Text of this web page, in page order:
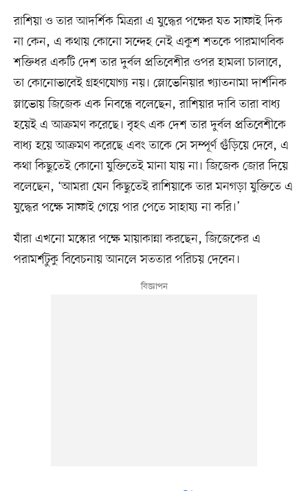
রাশিয়া ও তার আদর্শিক মিত্ররা এ যুদ্ধের পক্ষের যত সাফাই দিক
না কেন, এ কথায় কোনো সন্দেহ নেই একুশ শতকে পারমাণবিক
শক্তিধর একটি দেশ তার দুর্বল প্রতিবেশীর ওপর হামলা চালাবে,
তা কোনোভাবেই গ্রহণযোগ্য নয়। স্লোভেনিয়ার খ্যাতনামা দার্শনিক
স্লাভোয় জিজেক এক নিবন্ধে বলেছেন, রাশিয়ার দাবি তারা বাধ্য
হয়েই এ আক্রমণ করেছে। বৃহৎ এক দেশ তার দুর্বল প্রতিবেশীকে
বাধ্য হয়ে আক্রমণ করেছে এবং তাকে সে সম্পূর্ণ গুঁড়িয়ে দেবে, এ
কথা কিছুতেই কোনো যুক্তিতেই মানা যায় না। জিজেক জোর দিয়ে
বলেছেন, ‘আমরা যেন কিছুতেই রাশিয়াকে তার মনগড়া যুক্তিতে এ
যুদ্ধের পক্ষে সাফাই গেয়ে পার পেতে সাহায্য না করি।’
যাঁরা এখনো মস্কোর পক্ষে মায়াকান্না করছেন, জিজেকের এ
পরামর্শটুকু বিবেচনায় আনলে সততার পরিচয় দেবেন।